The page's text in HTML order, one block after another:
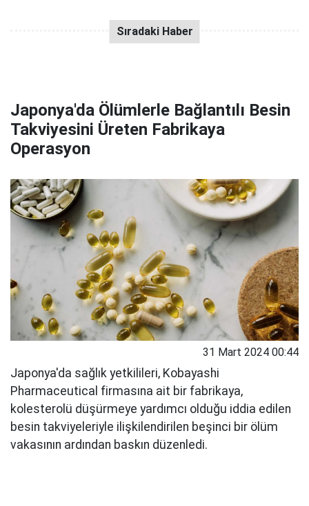
Japonya'da Ölümlerle Bağlantılı Besin
Takviyesini Üreten Fabrikaya
Operasyon
31 Mart 2024 00:44
Japonya'da sağlık yetkilileri, Kobayashi
Pharmaceutical firmasına ait bir fabrikaya,
kolesterolü düşürmeye yardımcı olduğu iddia edilen
besin takviyeleriyle ilişkilendirilen beşinci bir ölüm
vakasının ardından baskın düzenledi.